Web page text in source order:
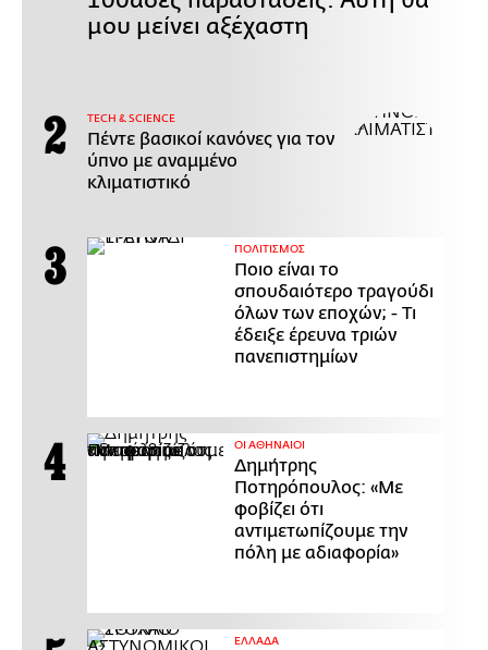
μου μείνει αξέχαστη
ΤECH & SCIENCE
Πέντε βασικοί κανόνες για τον
ύπνο με αναμμένο
κλιματιστικό
ΠΟΛΙΤΙΣΜΟΣ
Ποιο είναι το
σπουδαιότερο τραγούδι
όλων των εποχών; - Τι
έδειξε έρευνα τριών
πανεπιστημίων
ΟΙ ΑΘΗΝΑΙΟΙ
Δημήτρης
Ποτηρόπουλος: «Με
φοβίζει ότι
αντιμετωπίζουμε την
πόλη με αδιαφορία»
ΕΛΛΑΔΑ